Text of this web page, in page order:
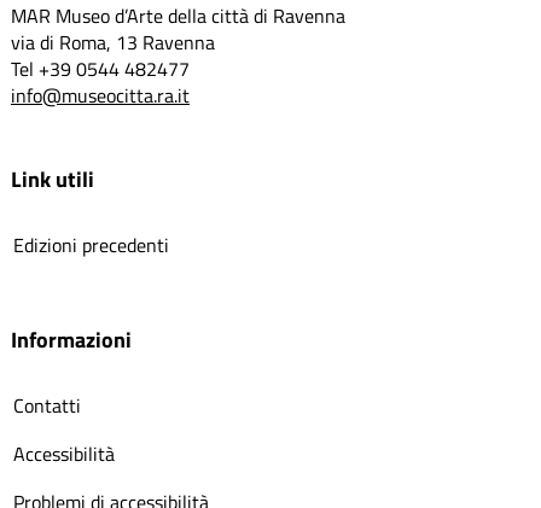
MAR Museo d’Arte della città di Ravenna
via di Roma, 13 Ravenna
Tel +39 0544 482477
info@museocitta.ra.it
Link utili
Edizioni precedenti
Informazioni
Contatti
Accessibilità